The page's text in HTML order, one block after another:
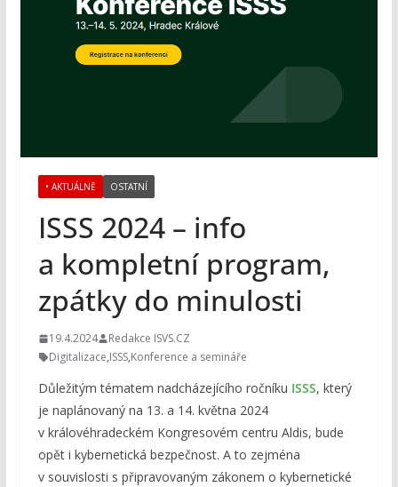
• AKTUÁLNĚ OSTATNÍ
ISSS 2024 – info
a kompletní program,
zpátky do minulosti
19.4.2024
Redakce ISVS.CZ
Digitalizace,ISSS,Konference a semináře
Důležitým tématem nadcházejícího ročníku ISSS, který
je naplánovaný na 13. a 14. května 2024
v královéhradeckém Kongresovém centru Aldis, bude
opět i kybernetická bezpečnost. A to zejména
v souvislosti s připravovaným zákonem o kybernetické